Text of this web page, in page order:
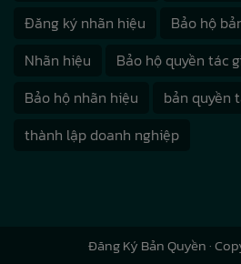
Đăng ký nhãn hiệu
Bảo hộ
Nhãn hiệu
Bảo hộ quyền tác
Bảo hộ nhãn hiệu
bản quyền
thành lập doanh nghiệp
Đăng Ký Bản Quyền·